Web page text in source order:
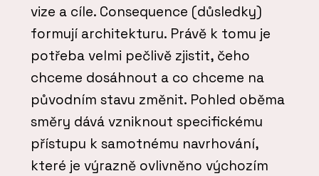
vize a cíle. Consequence (důsledky)
formují architekturu. Právě k tomu je
potřeba velmi pečlivě zjistit, čeho
chceme dosáhnout a co chceme na
původním stavu změnit. Pohled oběma
směry dává vzniknout specifickému
přístupu k samotnému navrhování,
které je výrazně ovlivněno výchozím